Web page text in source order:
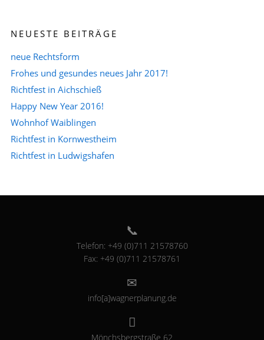
NEUESTE BEITRÄGE
neue Rechtsform
Frohes und gesundes neues Jahr 2017!
Richtfest in Aichschieß
Happy New Year 2016!
Wohnhof Waiblingen
Richtfest in Kornwestheim
Richtfest in Ludwigshafen
Telefon: +49 (0)711 21578760
Fax: +49 (0)711 21578761
info[a]wagnerplanung.de
Mönchsbergstraße 62